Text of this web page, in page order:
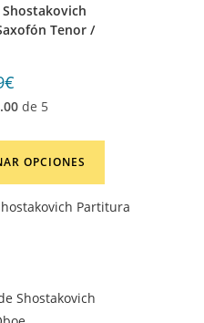
Shostakovich
Tenor /
€
de 5
OPCIONES